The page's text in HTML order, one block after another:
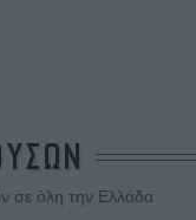
σε όλη την Ελλάδα